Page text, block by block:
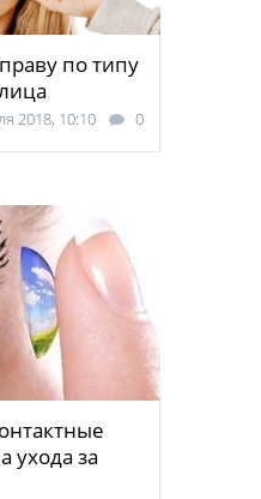
по типу
2018, 10:10 0
ухода за